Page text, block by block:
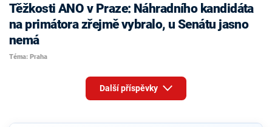
Těžkosti ANO v Praze: Náhradního kandidáta
na primátora zřejmě vybralo, u Senátu jasno
nemá
Téma: Praha
Další příspěvky